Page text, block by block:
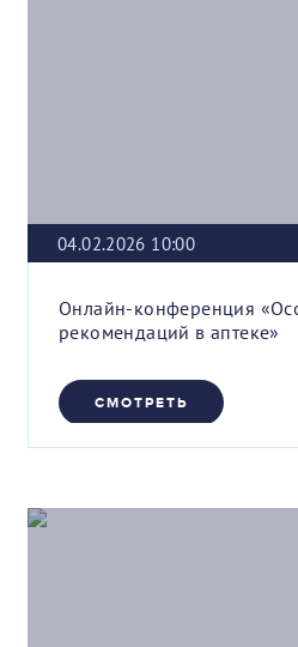
04.02.2026 10:00
Онлайн-конференция
рекомендаций в аптеке»
СМОТРЕТЬ